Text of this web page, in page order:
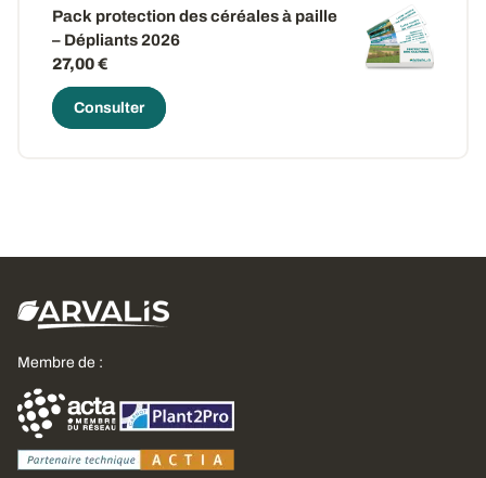
Pack protection des céréales à paille
– Dépliants 2026
27,00 €
Consulter
Membre de :